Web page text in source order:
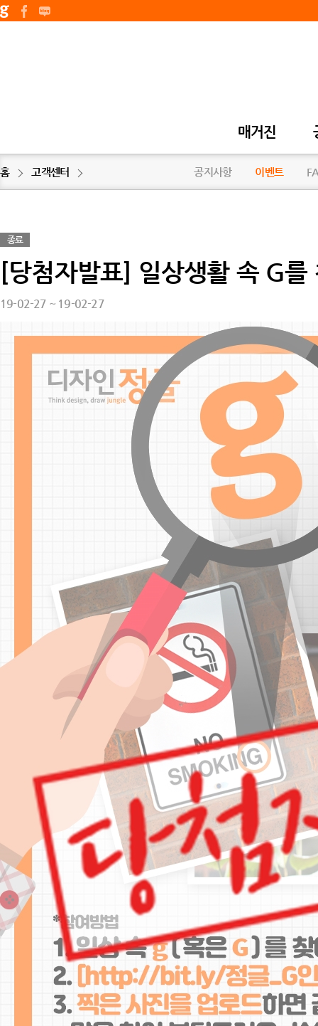
매거진
홈 고객센터 공지사항 이벤트
종료
[당첨자발표] 일상생활 속 G
19-02-27 ~ 19-02-27